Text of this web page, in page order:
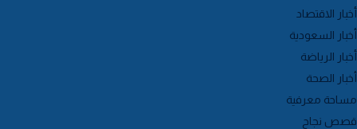
الاقتصاد
السعودية
الرياضة
الصحة
معرفية
نجاح